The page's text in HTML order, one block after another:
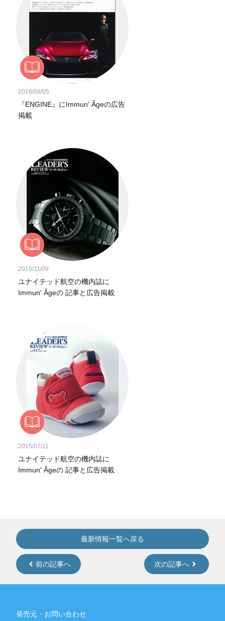
2016/08/05
『ENGINE』にImmun' Âgeの広告
掲載
2015/11/09
ユナイテッド航空の機内誌に
Immun' Âgeの 記事と広告掲載
2015/07/11
ユナイテッド航空の機内誌に
Immun' Âgeの 記事と広告掲載
前の記事へ
最新情報一覧へ戻る
次の記事へ
発売元・お問い合わせ